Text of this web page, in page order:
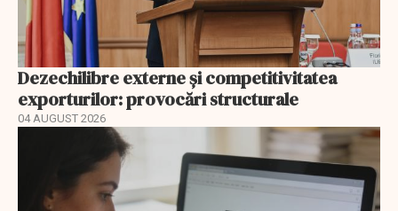
Dezechilibre externe și competitivitatea
exporturilor: provocări structurale
04 AUGUST 2026